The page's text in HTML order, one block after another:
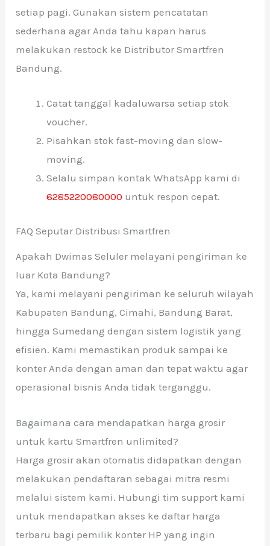
setiap pagi. Gunakan sistem pencatatan
sederhana agar Anda tahu kapan harus
melakukan restock ke Distributor Smartfren
Bandung.
Catat tanggal kadaluwarsa setiap stok
voucher.
Pisahkan stok fast-moving dan slow-
moving.
Selalu simpan kontak WhatsApp kami di
6285220080000 untuk respon cepat.
FAQ Seputar Distribusi Smartfren
Apakah Dwimas Seluler melayani pengiriman ke
luar Kota Bandung?
Ya, kami melayani pengiriman ke seluruh wilayah
Kabupaten Bandung, Cimahi, Bandung Barat,
hingga Sumedang dengan sistem logistik yang
efisien. Kami memastikan produk sampai ke
konter Anda dengan aman dan tepat waktu agar
operasional bisnis Anda tidak terganggu.
Bagaimana cara mendapatkan harga grosir
untuk kartu Smartfren unlimited?
Harga grosir akan otomatis didapatkan dengan
melakukan pendaftaran sebagai mitra resmi
melalui sistem kami. Hubungi tim support kami
untuk mendapatkan akses ke daftar harga
terbaru bagi pemilik konter HP yang ingin